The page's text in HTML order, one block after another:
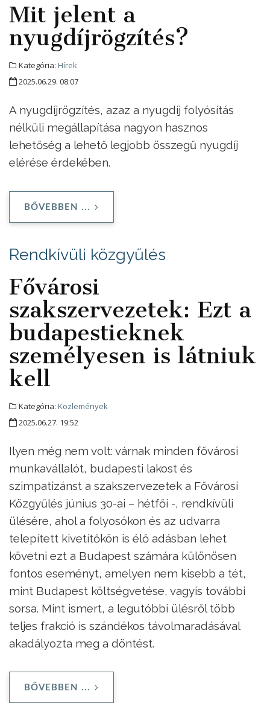
Mit jelent a
nyugdíjrögzítés?
Kategória: Hírek
2025.06.29. 08:07
A nyugdíjrögzítés, azaz a nyugdíj folyósítás
nélküli megállapítása nagyon hasznos
lehetőség a lehető legjobb összegű nyugdíj
elérése érdekében.
BŐVEBBEN ...
Rendkívüli közgyűlés
Fővárosi
szakszervezetek: Ezt a
budapestieknek
személyesen is látniuk
kell
Kategória: Közlemények
2025.06.27. 19:52
Ilyen még nem volt: várnak minden fővárosi
munkavállalót, budapesti lakost és
szimpatizánst a szakszervezetek a Fővárosi
Közgyűlés június 30-ai – hétfői -, rendkívüli
ülésére, ahol a folyosókon és az udvarra
telepített kivetítőkön is élő adásban lehet
követni ezt a Budapest számára különösen
fontos eseményt, amelyen nem kisebb a tét,
mint Budapest költségvetése, vagyis további
sorsa. Mint ismert, a legutóbbi ülésről több
teljes frakció is szándékos távolmaradásával
akadályozta meg a döntést.
BŐVEBBEN ...